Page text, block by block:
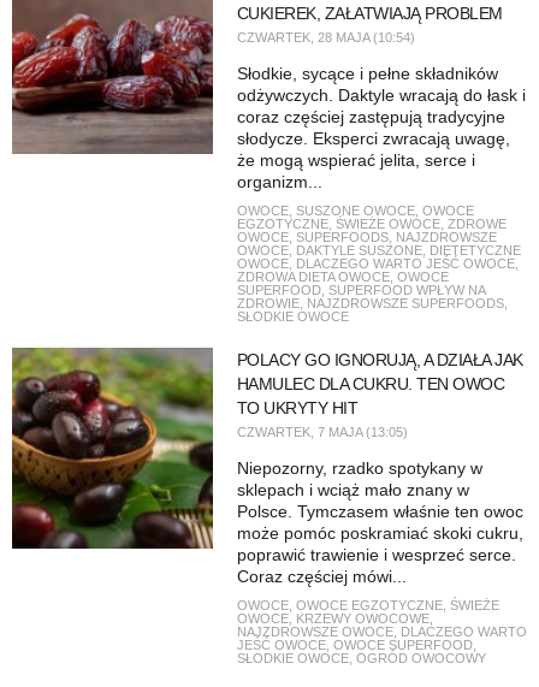
CUKIEREK, ZAŁATWIAJĄ PROBLEM
CZWARTEK, 28 MAJA (10:54)
Słodkie, sycące i pełne składników
odżywczych. Daktyle wracają do łask i
coraz częściej zastępują tradycyjne
słodycze. Eksperci zwracają uwagę,
że mogą wspierać jelita, serce i
organizm...
OWOCE, SUSZONE OWOCE, OWOCE
EGZOTYCZNE, ŚWIEŻE OWOCE, ZDROWE
OWOCE, SUPERFOODS, NAJZDROWSZE
OWOCE, DAKTYLE SUSZONE, DIETETYCZNE
OWOCE, DLACZEGO WARTO JEŚĆ OWOCE,
ZDROWA DIETA OWOCE, OWOCE
SUPERFOOD, SUPERFOOD WPŁYW NA
ZDROWIE, NAJZDROWSZE SUPERFOODS,
SŁODKIE OWOCE
POLACY GO IGNORUJĄ, A DZIAŁA JAK
HAMULEC DLA CUKRU. TEN OWOC
TO UKRYTY HIT
CZWARTEK, 7 MAJA (13:05)
Niepozorny, rzadko spotykany w
sklepach i wciąż mało znany w
Polsce. Tymczasem właśnie ten owoc
może pomóc poskramiać skoki cukru,
poprawić trawienie i wesprzeć serce.
Coraz częściej mówi...
OWOCE, OWOCE EGZOTYCZNE, ŚWIEŻE
OWOCE, KRZEWY OWOCOWE,
NAJZDROWSZE OWOCE, DLACZEGO WARTO
JEŚĆ OWOCE, OWOCE SUPERFOOD,
SŁODKIE OWOCE, OGRÓD OWOCOWY